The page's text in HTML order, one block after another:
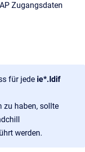
Zugangsdaten
für jede ie*.ldif
zu haben, sollte
werden.